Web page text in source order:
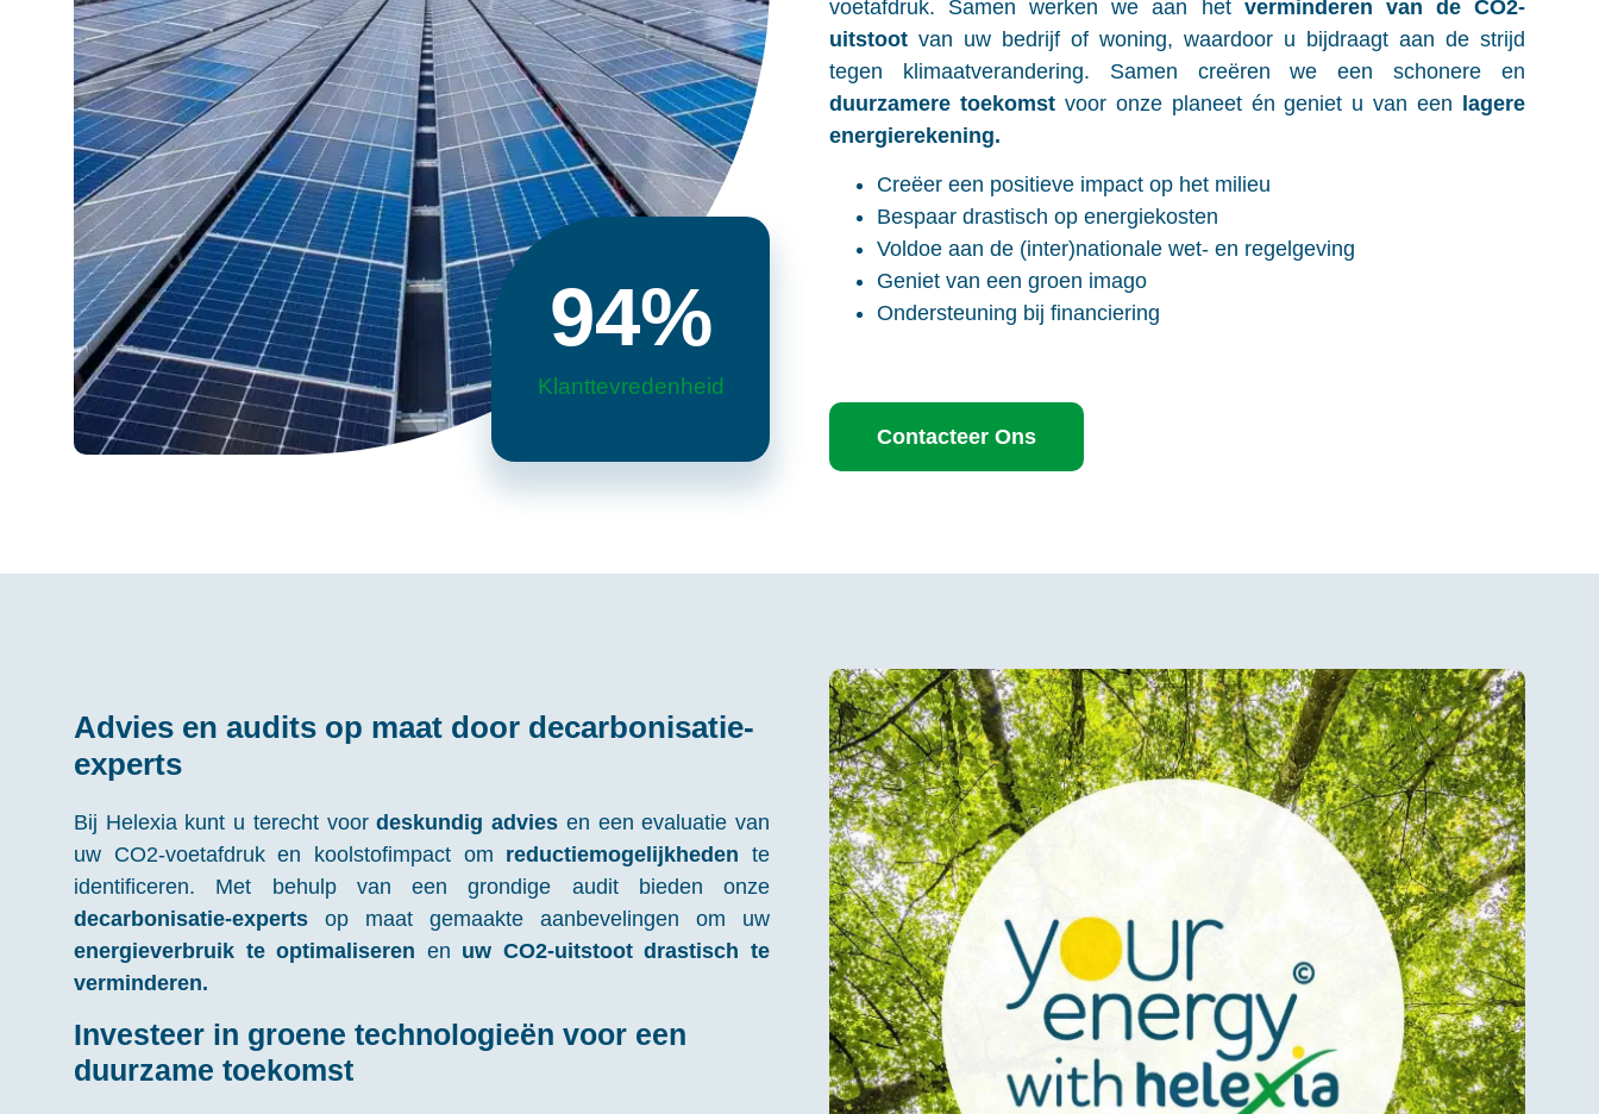
Klanttevredenheid
94%
voetafdruk. Samen werken we aan het verminderen van de CO2-
uitstoot van uw bedrijf of woning, waardoor u bijdraagt aan de strijd
tegen klimaatverandering. Samen creëren we een schonere en
duurzamere toekomstvoor onze planeet én geniet u van een lagere
energierekening.
Creëer een positieve impact op het milieu
Bespaar drastisch op energiekosten
Voldoe aan de (inter)nationale wet- en regelgeving
Geniet van een groen imago
Ondersteuning bij financiering
Contacteer Ons
Advies en audits op maat door decarbonisatie-
experts
Bij Helexia kunt u terecht voordeskundig advies en een evaluatie van
uw CO2-voetafdruk en koolstofimpact om reductiemogelijkheden te
identificeren. Met behulp van een grondige audit bieden onze
decarbonisatie-experts op maat gemaakte aanbevelingen om uw
energieverbruik te optimaliseren en uw CO2-uitstoot drastisch te
verminderen.
Investeer in groene technologieën voor een
duurzame toekomst